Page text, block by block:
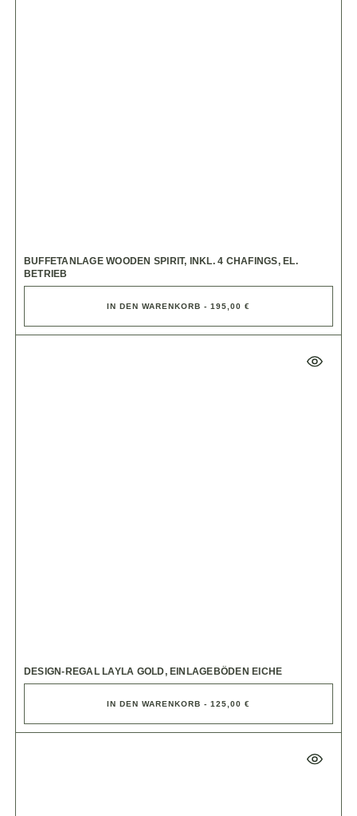
BUFFETANLAGE WOODEN SPIRIT, INKL. 4 CHAFINGS, EL.
BETRIEB
IN DEN WARENKORB - 195,00 €
DESIGN-REGAL LAYLA GOLD, EINLAGEBÖDEN EICHE
IN DEN WARENKORB - 125,00 €